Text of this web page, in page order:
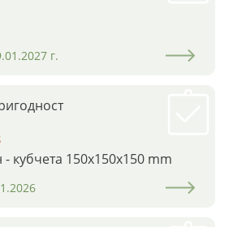
г.
кубчета 150x150x150 mm